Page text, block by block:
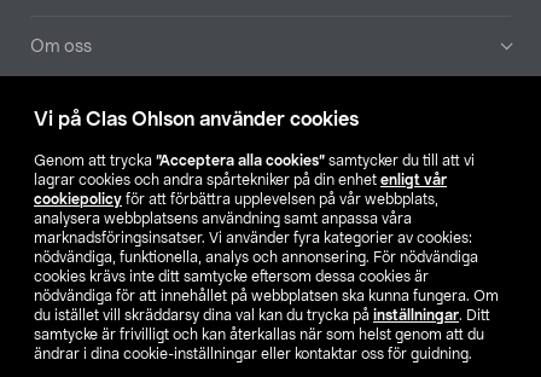
Vi på Clas Ohlson använder cookies
Genom att trycka ”Acceptera alla cookies” samtycker du till att vi
lagrar cookies och andra spårtekniker på din enhet enligt vår
cookiepolicy för att förbättra upplevelsen på vår webbplats,
analysera webbplatsens användning samt anpassa våra
marknadsföringsinsatser. Vi använder fyra kategorier av cookies:
nödvändiga, funktionella, analys och annonsering. För nödvändiga
cookies krävs inte ditt samtycke eftersom dessa cookies är
nödvändiga för att innehållet på webbplatsen ska kunna fungera. Om
du istället vill skräddarsy dina val kan du trycka på inställningar. Ditt
samtycke är frivilligt och kan återkallas när som helst genom att du
ändrar i dina cookie-inställningar eller kontaktar oss för guidning.
Om oss
Aktuellt
Våra bolag
Hitta butik
SE NO FI